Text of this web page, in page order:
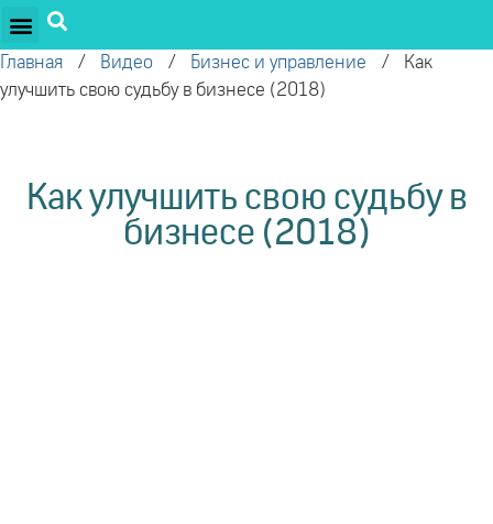
Главная / Видео / Бизнес и управление /
Как
улучшить свою судьбу в бизнесе (2018)
Как улучшить свою судьбу в
бизнесе (2018)